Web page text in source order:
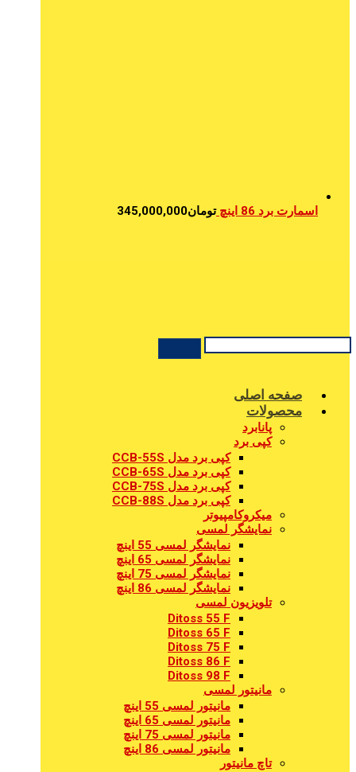
اسمارت برد 86 اینچ تومان345,000,000
صفحه اصلی
محصولات
پانابرد
کپی برد
کپی برد مدل CCB-55S
کپی برد مدل CCB-65S
کپی برد مدل CCB-75S
کپی برد مدل CCB-88S
میکروکامپیوتر
نمایشگر لمسی
نمایشگر لمسی 55 اینچ
نمایشگر لمسی 65 اینچ
نمایشگر لمسی 75 اینچ
نمایشگر لمسی 86 اینچ
تلویزیون لمسی
Ditoss 55 F
Ditoss 65 F
Ditoss 75 F
Ditoss 86 F
Ditoss 98 F
مانیتور لمسی
مانیتور لمسی 55 اینچ
مانیتور لمسی 65 اینچ
مانیتور لمسی 75 اینچ
مانیتور لمسی 86 اینچ
تاچ مانیتور